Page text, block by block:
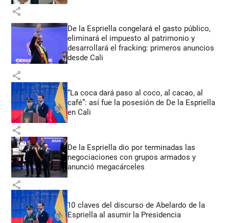
share
De la Espriella congelará el gasto público,
eliminará el impuesto al patrimonio y
desarrollará el fracking: primeros anuncios
desde Cali
share
“La coca dará paso al coco, al cacao, al
café”: así fue la posesión de De la Espriella
en Cali
share
De la Espriella dio por terminadas las
negociaciones con grupos armados y
anunció megacárceles
share
10 claves del discurso de Abelardo de la
Espriella al asumir la Presidencia